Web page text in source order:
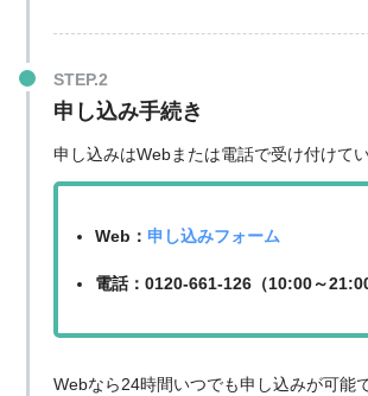
申し込み手続き
申し込みはWebまたは電話で受け付けてい
Web：申し込みフォーム
電話：0120-661-126（10:00～21:00
Webなら24時間いつでも申し込みが可能で